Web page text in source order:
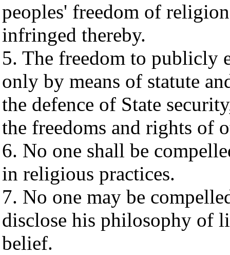
peoples' freedom of
infringed thereby.
5. The freedom to publicly
only by means of statute
the defence of State
the freedoms and rights of
6. No one shall be
in religious practices.
7. No one may be
disclose his philosophy of
belief.